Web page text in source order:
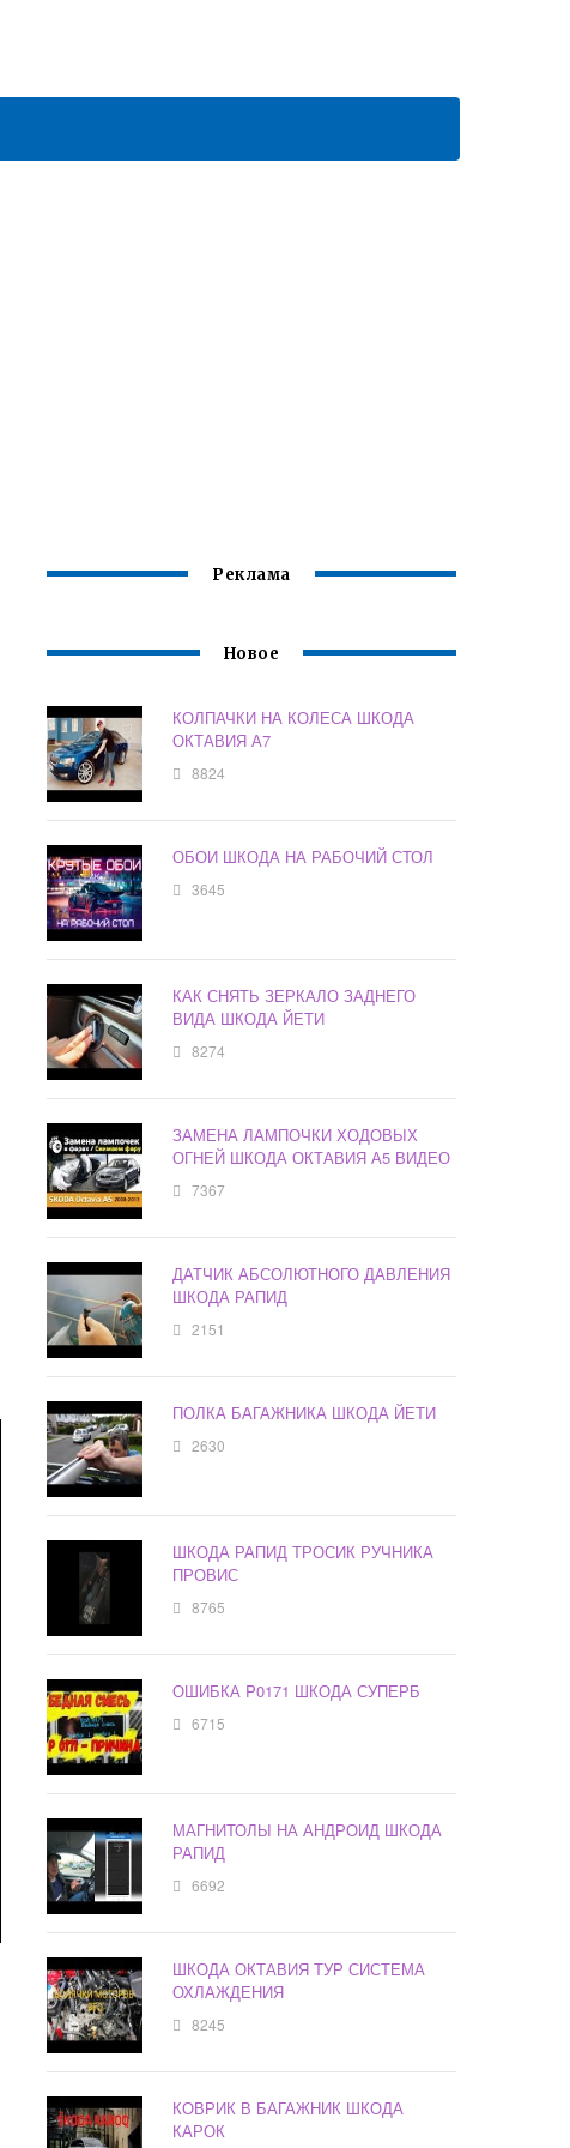
Реклама
Новое
КОЛПАЧКИ НА КОЛЕСА ШКОДА
ОКТАВИЯ А7
8824
ОБОИ ШКОДА НА РАБОЧИЙ СТОЛ
3645
КАК СНЯТЬ ЗЕРКАЛО ЗАДНЕГО
ВИДА ШКОДА ЙЕТИ
8274
ЗАМЕНА ЛАМПОЧКИ ХОДОВЫХ
ОГНЕЙ ШКОДА ОКТАВИЯ А5 ВИДЕО
7367
ДАТЧИК АБСОЛЮТНОГО ДАВЛЕНИЯ
ШКОДА РАПИД
2151
ПОЛКА БАГАЖНИКА ШКОДА ЙЕТИ
2630
ШКОДА РАПИД ТРОСИК РУЧНИКА
ПРОВИС
8765
ОШИБКА P0171 ШКОДА СУПЕРБ
6715
МАГНИТОЛЫ НА АНДРОИД ШКОДА
РАПИД
6692
ШКОДА ОКТАВИЯ ТУР СИСТЕМА
ОХЛАЖДЕНИЯ
8245
КОВРИК В БАГАЖНИК ШКОДА
КАРОК